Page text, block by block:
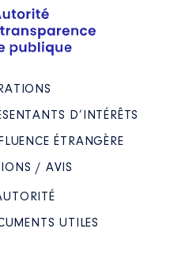
D’INTÉRÊTS
ÉTRANGÈRE
/ AVIS
UTILES